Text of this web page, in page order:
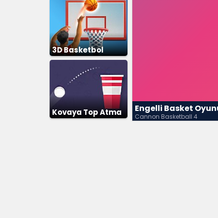
3D Basketbol
Kovaya Top Atma Engelli Basket
Cannon Basketball 4